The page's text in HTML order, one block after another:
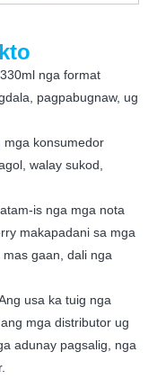
nga format
pagpabugnaw, ug
mga konsumedor
walay sukod,
is nga mga nota
makapadani sa mga
gaan, dali nga
usa ka tuig nga
mga distributor ug
adunay pagsalig, nga